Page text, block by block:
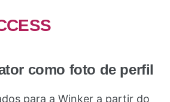
como foto de perfil
para a Winker a partir do